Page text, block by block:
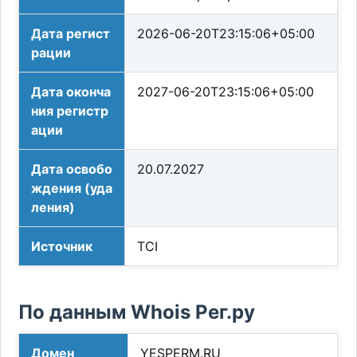
Дата регист
рации
2026-06-20T23:15:06+05:00
Дата оконча
ния регистр
ации
2027-06-20T23:15:06+05:00
Дата освобо
ждения (уда
ления)
20.07.2027
Источник TCI
По данным Whois Рег.ру
Домен YESPERM.RU